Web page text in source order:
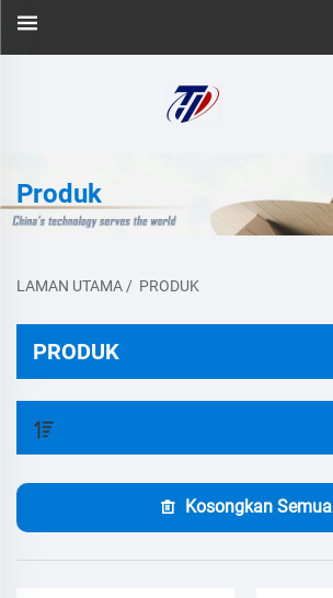
Produk
LAMAN UTAMA / PRODUK
PRODUK
Kosongkan Semua